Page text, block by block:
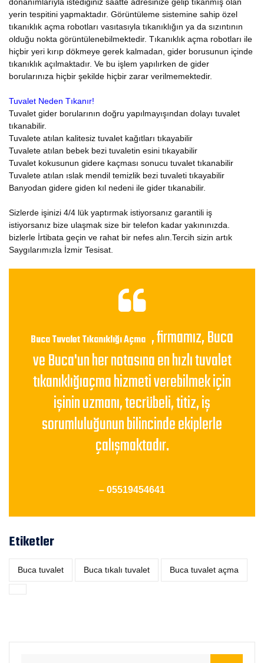
yerin tespitini yapmaktadır. Görüntüleme sistemine sahip özel
tıkanıklık açma robotları vasıtasıyla tıkanıklığın ya da sızıntının
olduğu nokta görüntülenebilmektedir. Tıkanıklık açma robotları ile
hiçbir yeri kırıp dökmeye gerek kalmadan, gider borusunun içinde
tıkanıklık açılmaktadır. Ve bu işlem yapılırken de gider
borularınıza hiçbir şekilde hiçbir zarar verilmemektedir.
Tuvalet Neden Tıkanır!
Tuvalet gider borularının doğru yapılmayışından dolayı tuvalet
tıkanabilir.
Tuvalete atılan kalitesiz tuvalet kağıtları tıkayabilir
Tuvalete atılan bebek bezi tuvaletin esini tıkayabilir
Tuvalet kokusunun gidere kaçması sonucu tuvalet tıkanabilir
Tuvalete atılan ıslak mendil temizlik bezi tuvaleti tıkayabilir
Banyodan gidere giden kıl nedeni ile gider tıkanabilir.
Sizlerde işinizi 4/4 lük yaptırmak istiyorsanız garantili iş
istiyorsanız bize ulaşmak size bir telefon kadar yakınınızda.
bizlerle İrtibata geçin ve rahat bir nefes alın.Tercih sizin artık
Saygılarımızla İzmir Tesisat.
Buca Tuvalet Tıkanıklığı Açma , firmamız, Buca
ve Buca'un her notasına en hızlı tuvalet
tıkanıklığıaçma hizmeti verebilmek için
işinin uzmanı, tecrübeli, titiz, iş
sorumluluğunun bilincinde ekiplerle
çalışmaktadır.
– 05519454641
Etiketler
Buca tuvalet Buca tıkalı tuvalet Buca tuvalet açma